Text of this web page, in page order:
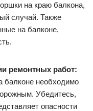
на краю балкона,
случай. Также
на балконе,
ремонтных работ:
балконе необходимо
Убедитесь,
опасности